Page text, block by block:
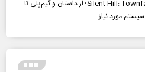
بررسی بازی Silent Hill: Townfall؛ از داستان و گیم‌پلی تا
مورد نیاز